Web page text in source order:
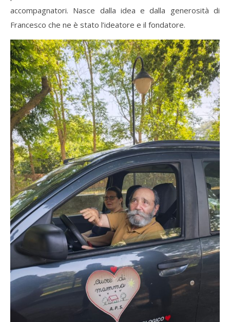
accompagnatori. Nasce dalla idea e dalla generosità di
Francesco che ne è stato l’ideatore e il fondatore.